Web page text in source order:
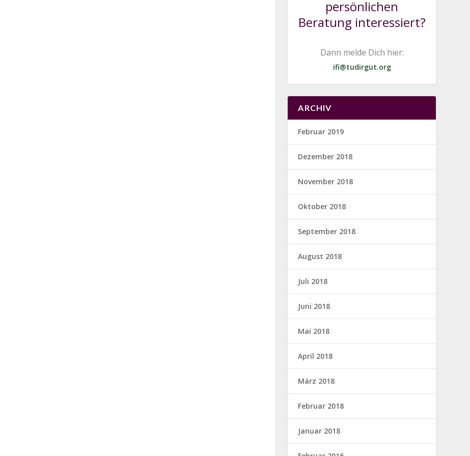
persönlichen
Beratung interessiert?
Dann melde Dich hier:
ifi@tudirgut.org
ARCHIV
Februar 2019
Dezember 2018
November 2018
Oktober 2018
September 2018
August 2018
Juli 2018
Juni 2018
Mai 2018
April 2018
März 2018
Februar 2018
Januar 2018